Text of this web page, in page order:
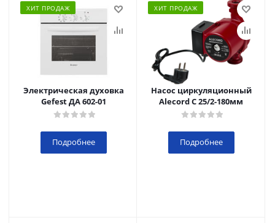
ХИТ ПРОДАЖ
Электрическая духовка
Gefest ДА 602-01
Подробнее
ХИТ ПРОДАЖ
Насос циркуляционный
Alecord C 25/2-180мм
Подробнее